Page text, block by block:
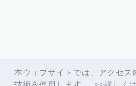
本ウェブサイトでは、アクセ
技術を使用します。
>>詳しく